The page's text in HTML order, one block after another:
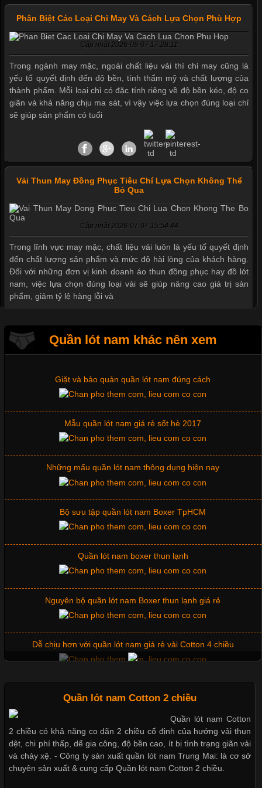
Phân Biệt Các Loại Chỉ May Và Cách Lựa Chọn Phù Hợp
Cập nhật 2026-08-07 17:28:11
Trong ngành may mặc, ngoài chất liệu vải thì chỉ may cũng là
yếu tố quyết định đến độ bền, tính thẩm mỹ và chất lượng của
thành phẩm. Mỗi loại chỉ có đặc tính riêng về độ bền kéo, độ co
giãn và khả năng chịu ma sát, vì vậy việc lựa chọn đúng loại chỉ
sẽ giúp sản phẩm có tuổi
Vải Thun May Đồng Phục Tiêu Chí Lựa Chọn Không Thể
Bỏ Qua
Cập nhật 2026-07-07 15:54:44
Trong lĩnh vực may mặc, chất liệu vải luôn là yếu tố quyết định
đến chất lượng sản phẩm và mức độ hài lòng của khách hàng.
Đối với những đơn vị kinh doanh áo thun đồng phục hay đồ lót
nam, việc lựa chọn đúng loại vải sẽ giúp nâng cao giá trị sản
phẩm, giảm tỷ lệ hàng lỗi và
Áo thun là một trong những trang phục phổ biến nhất hiện nay
nhờ tính tiện dụng, dễ phối đồ và phù hợp với nhiều đối tượng.
quan trọng tạo nên phong cách riêng cho từng sản phẩm. Mỗi
loại cổ áo sẽ mang đến một vẻ đẹp khác
Những Mẫu Áo Thun Đồng Phục Công Ty Được Ưa
Chuộng Hiện Nay
Cập nhật 2026-06-01 14:23:34
Trong môi trường kinh doanh hiện đại, việc xây dựng hình ảnh
chuyên nghiệp đóng vai trò quan trọng đối với sự phát triển của
doanh nghiệp. Một trong những giải pháp hiệu quả được nhiều
đơn vị lựa chọn hiện nay là sử dụng áo thun đồng phục công ty.
Không chỉ giúp tạo sự đồng bộ, áo thun
Chất Liệu Lycra Có Gì Đặc Biệt Trong Ngành Thời Trang?
Vải Lycra Là Gì? Chất Liệu Co Giãn Được Ưa Chuộng Trong
Quần lót nam khác nên xem
Mẫu quần short quần lót nam nữ hè thu 2017
Thị hiều quần lót nam bơi lội nam và nữ 2017
Xu hướng thời trang trẻ và quần lót nam giá sỉ
Giặt và bảo quản quần lót nam đúng cách
Mẫu quần lót nam giá rẻ sốt hè 2017
Những mẩu quần lót nam thông dụng hiện nay
Bộ sưu tập quần lót nam Boxer TpHCM
Quần lót nam boxer thun lạnh
Nguyên bộ quần lót nam Boxer thun lạnh giá rẻ
Dễ chịu hơn với quần lót nam giá rẻ vải Cotton 4 chiều
Mẫu quần short quần lót nam nữ hè thu 2017
Xu hướng thời trang trẻ và quần lót nam giá sỉ
Quần lót nam Cotton 2 chiều
Quần lót nam Cotton
2 chiều có khả năng co dãn 2 chiều cố định của hướng vải thun
dệt, chi phí thấp, dể gia công, độ bền cao, ít bị tình trạng giãn vải
và chảy xệ. - Công ty sản xuất quần lót nam Trung Mai: là cơ sở
chuyên sản xuất & cung cấp Quần lót nam Cotton 2 chiều.